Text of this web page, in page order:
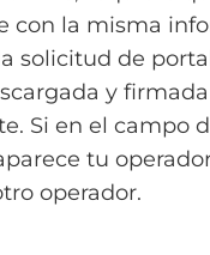
con la misma
solicitud de
y firmada
Si en el campo
tu
operador.